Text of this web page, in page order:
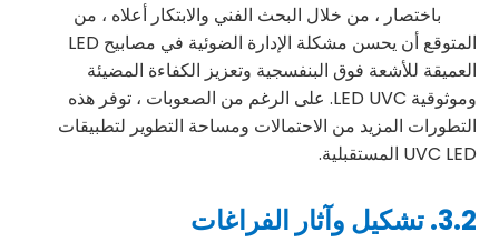
باختصار ، من خلال البحث الفني والابتكار أعلاه ، من
المتوقع أن يحسن مشكلة الإدارة الضوئية في مصابيح LED
العميقة للأشعة فوق البنفسجية وتعزيز الكفاءة المضيئة
وموثوقية LED UVC. على الرغم من الصعوبات ، توفر هذه
التطورات المزيد من الاحتمالات ومساحة التطوير لتطبيقات
UVC LED المستقبلية.
3.2. تشكيل وآثار الفراغات